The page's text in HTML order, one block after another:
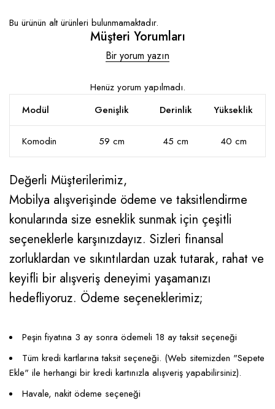
Bu ürünün alt ürünleri bulunmamaktadır.
Müşteri Yorumları
Bir yorum yazın
Henüz yorum yapılmadı.
Modül
Genişlik Derinlik Yükseklik
Komodin 59 cm 45 cm 40 cm
Değerli Müşterilerimiz,
Mobilya alışverişinde ödeme ve taksitlendirme
konularında size esneklik sunmak için çeşitli
seçeneklerle karşınızdayız. Sizleri finansal
zorluklardan ve sıkıntılardan uzak tutarak, rahat ve
keyifli bir alışveriş deneyimi yaşamanızı
hedefliyoruz. Ödeme seçeneklerimiz;
Peşin fiyatına 3 ay sonra ödemeli 18 ay taksit seçeneği
Tüm kredi kartlarına taksit seçeneği. (Web sitemizden "Sepete
Ekle" ile herhangi bir kredi kartınızla alışveriş yapabilirsiniz).
Havale, nakit ödeme seçeneği